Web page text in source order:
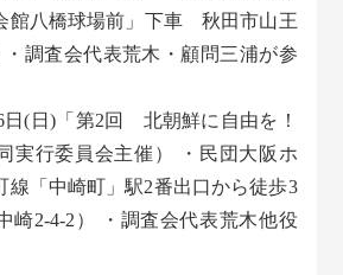
館八橋球場前」下車 秋田市山王
・調査会代表荒木・顧問三浦が参
(日)「第2回 北朝鮮に自由を！
実行委員会主催） ・民団大阪ホ
線「中崎町」駅2番出口から徒歩3
2-4-2） ・調査会代表荒木他役